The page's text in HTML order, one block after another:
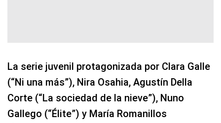
La serie juvenil protagonizada por Clara Galle
(“Ni una más”), Nira Osahia, Agustín Della
Corte (“La sociedad de la nieve”), Nuno
Gallego (“Élite”) y María Romanillos